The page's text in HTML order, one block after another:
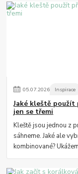
05.07.2026 Inspirace
Jaké kleště
jen se třemi
Kleště jsou jednou z
sáhneme. Jaké ale
kombinované?